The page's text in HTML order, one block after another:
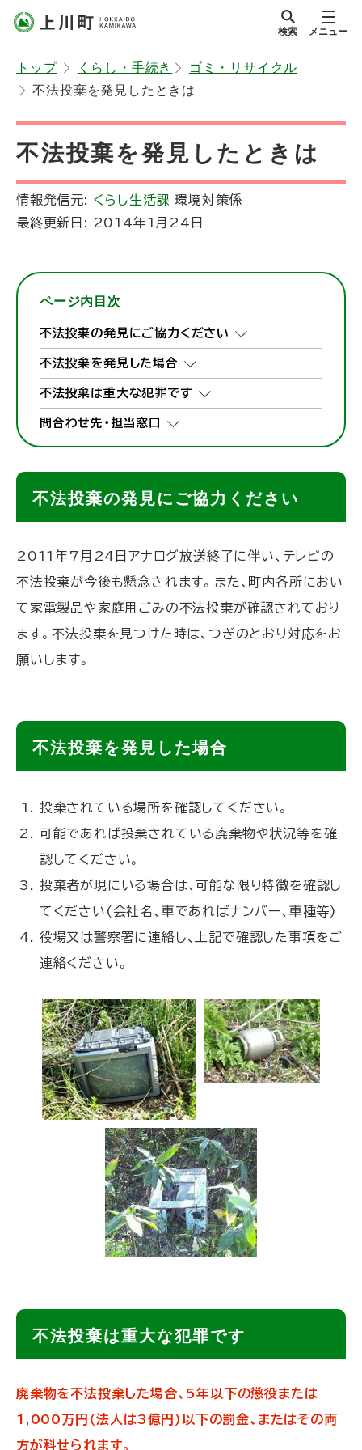
北海道上川町
Hokkaido Kamikawa
Twon
サイト内
検索 メニュー
トップ くらし・手続き
ゴミ・リサイクル
不法投棄を発見したときは
不法投棄を発見したときは
情報発信元: くらし生活課 環境対策係
最終更新日:
2014年1月24日
ページ内目次
不法投棄の発見にご協力ください
不法投棄を発見した場合
不法投棄は重大な犯罪です
問合わせ先・担当窓口
不法投棄の発見にご協力ください
2011年7月24日アナログ放送終了に伴い、テレビの
不法投棄が今後も懸念されます。また、町内各所におい
て家電製品や家庭用ごみの不法投棄が確認されており
ます。不法投棄を見つけた時は、つぎのとおり対応をお
願いします。
に
戻
不法投棄を発見した場合
投棄されている場所を確認してください。
可能であれば投棄されている廃棄物や状況等を確
認してください。
投棄者が現にいる場合は、可能な限り特徴を確認し
てください(会社名、車であればナンバー、車種等)
役場又は警察署に連絡し、上記で確認した事項をご
連絡ください。
に
戻
不法投棄は重大な犯罪です
廃棄物を不法投棄した場合、5年以下の懲役または
1,000万円(法人は3億円)以下の罰金、またはその両
方が科せられます。